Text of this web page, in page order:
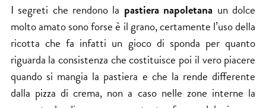
I segreti che rendono la pastiera napoletana undolce
molto amato sono forse è il grano, certamente l’uso della
ricotta che fa infatti un gioco di sponda per quanto
riguarda la consistenza che costituisce poi il vero piacere
quando si mangia la pastiera e che la rende differente
dalla pizza di crema, non a caso nelle zone interne la